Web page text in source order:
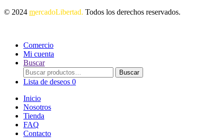
© 2024 mercadoLibertad. Todos los derechos reservados.
Comercio
Mi cuenta
Buscar
Buscar
por:
Buscar
Lista de deseos 0
Inicio
Nosotros
Tienda
FAQ
Contacto